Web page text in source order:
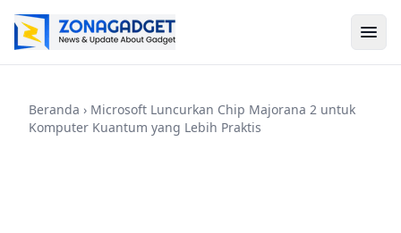
Beranda › Microsoft Luncurkan Chip Majorana 2 untuk
Komputer Kuantum yang Lebih Praktis